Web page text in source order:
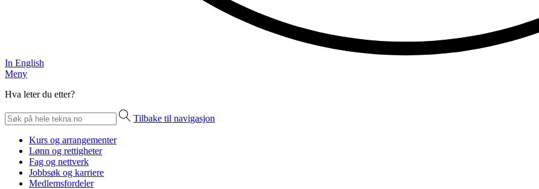
In English
Meny
Hva leter du etter?
Tilbake til navigasjon
Kurs og arrangementer
Lønn og rettigheter
Fag og nettverk
Jobbsøk og karriere
Medlemsfordeler